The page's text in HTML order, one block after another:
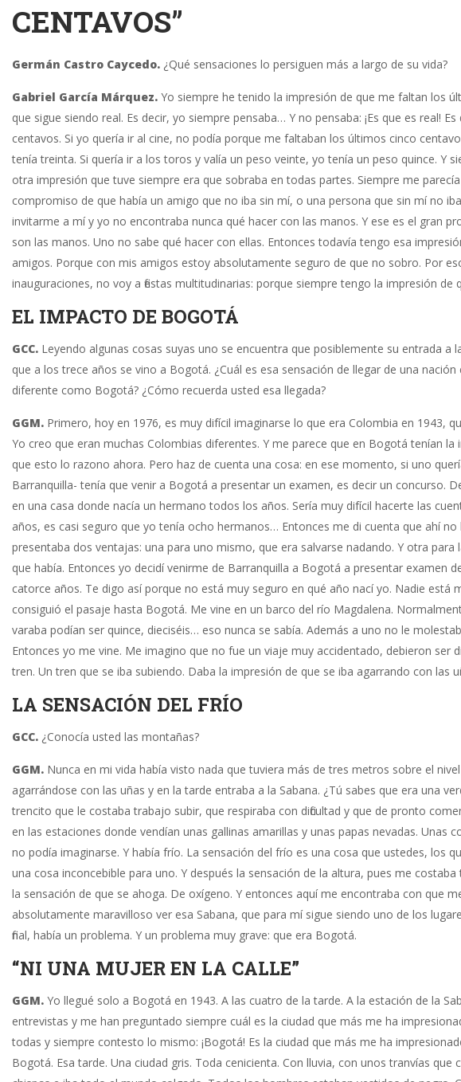
CENTAVOS”
Germán Castro Caycedo. ¿Qué sensaciones lo persiguen más a largo de su vida?
Gabriel García Márquez. Yo siempre he tenido la impresión de que me faltan los
que sigue siendo real. Es decir, yo siempre pensaba… Y no pensaba: ¡Es que es real!
centavos. Si yo quería ir al cine, no podía porque me faltaban los últimos cinco
tenía treinta. Si quería ir a los toros y valía un peso veinte, yo tenía un peso quince. Y
otra impresión que tuve siempre era que sobraba en todas partes. Siempre me
compromiso de que había un amigo que no iba sin mí, o una persona que sin mí no
invitarme a mí y yo no encontraba nunca qué hacer con las manos. Y ese es el gran
son las manos. Uno no sabe qué hacer con ellas. Entonces todavía tengo esa
amigos. Porque con mis amigos estoy absolutamente seguro de que no sobro. Por
inauguraciones, no voy a fiestas multitudinarias: porque siempre tengo la impresión de
EL IMPACTO DE BOGOTÁ
GCC. Leyendo algunas cosas suyas uno se encuentra que posiblemente su entrada a
que a los trece años se vino a Bogotá. ¿Cuál es esa sensación de llegar de una
diferente como Bogotá? ¿Cómo recuerda usted esa llegada?
GGM. Primero, hoy en 1976, es muy difícil imaginarse lo que era Colombia en 1943,
Yo creo que eran muchas Colombias diferentes. Y me parece que en Bogotá tenían
que esto lo razono ahora. Pero haz de cuenta una cosa: en ese momento, si uno
Barranquilla- tenía que venir a Bogotá a presentar un examen, es decir un concurso.
en una casa donde nacía un hermano todos los años. Sería muy difícil hacerte las
años, es casi seguro que yo tenía ocho hermanos… Entonces me di cuenta que ahí
presentaba dos ventajas: una para uno mismo, que era salvarse nadando. Y otra
que había. Entonces yo decidí venirme de Barranquilla a Bogotá a presentar examen
catorce años. Te digo así porque no está muy seguro en qué año nací yo. Nadie está
consiguió el pasaje hasta Bogotá. Me vine en un barco del río Magdalena.
varaba podían ser quince, dieciséis… eso nunca se sabía. Además a uno no le
Entonces yo me vine. Me imagino que no fue un viaje muy accidentado, debieron ser
tren. Un tren que se iba subiendo. Daba la impresión de que se iba agarrando con las
LA SENSACIÓN DEL FRÍO
GCC. ¿Conocía usted las montañas?
GGM. Nunca en mi vida había visto nada que tuviera más de tres metros sobre el
agarrándose con las uñas y en la tarde entraba a la Sabana. ¿Tú sabes que era una
trencito que le costaba trabajo subir, que respiraba con dificultad y que de pronto
en las estaciones donde vendían unas gallinas amarillas y unas papas nevadas. Unas
no podía imaginar se. Y había frío. La sensación del frío es una cosa que ustedes, los
una cosa inconcebible para uno. Y después la sensación de la altura, pues me
la sensación de que se ahoga. De oxígeno. Y entonces aquí me encontraba con que
absolutamente maravilloso ver esa Sabana, que para mí sigue siendo uno de los
final, había un problema. Y un problema muy grave: que era Bogotá.
“NI UNA MUJER EN LA CALLE”
GGM. Yo llegué solo a Bogotá en 1943. A las cuatro de la tarde. A la estación de la
entrevistas y me han preguntado siempre cuál es la ciudad que más me ha
todas y siempre contesto lo mismo: ¡Bogotá! Es la ciudad que más me ha
Bogotá. Esa tarde. Una ciudad gris. Toda cenicienta. Con lluvia, con unos tranvías que